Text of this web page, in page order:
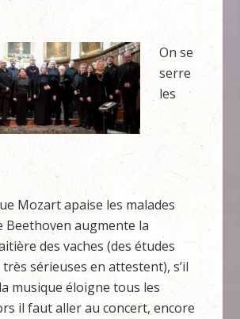
On se
serre
les
Mozart apaise les malades
Beethoven augmente la
des vaches (des études
sérieuses en attestent), s’il
musique éloigne tous les
il faut aller au concert, encore